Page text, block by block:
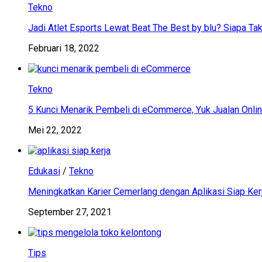
Tekno
Jadi Atlet Esports Lewat Beat The Best by blu? Siapa
Februari 18, 2022
Tekno
5 Kunci Menarik Pembeli di eCommerce, Yuk Jualan
Mei 22, 2022
Edukasi / Tekno
Meningkatkan Karier Cemerlang dengan Aplikasi Siap
September 27, 2021
Tips